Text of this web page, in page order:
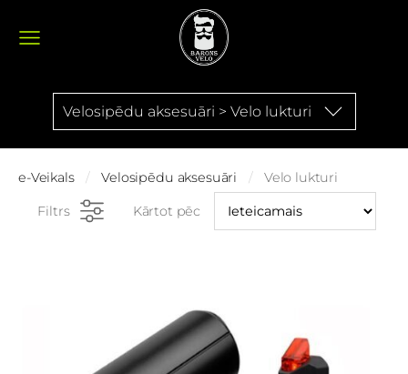
Velosipēdu aksesuāri > Velo lukturi
e-Veikals Velosipēdu aksesuāri Velo lukturi
Filtrs Kārtot pēc